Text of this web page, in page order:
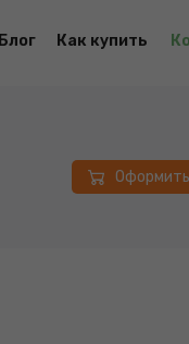
Блог Как купить
Оформить